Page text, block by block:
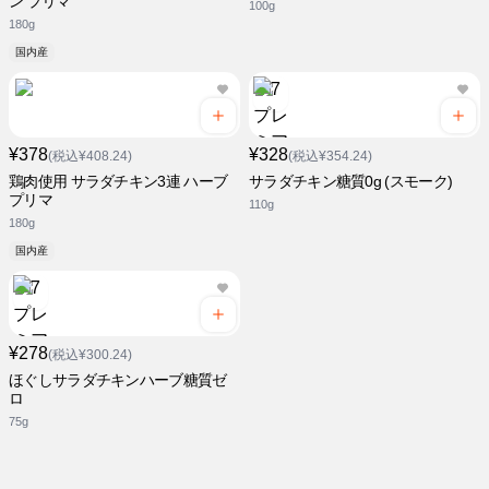
180g
国内産
100g
¥378(税込¥408.24)
鶏肉使用 サラダチキン3連 ハーブ
プリマ
180g
国内産
¥328(税込¥354.24)
サラダチキン糖質0g (スモーク)
110g
¥278(税込¥300.24)
ほぐしサラダチキンハーブ糖質ゼ
ロ
75g